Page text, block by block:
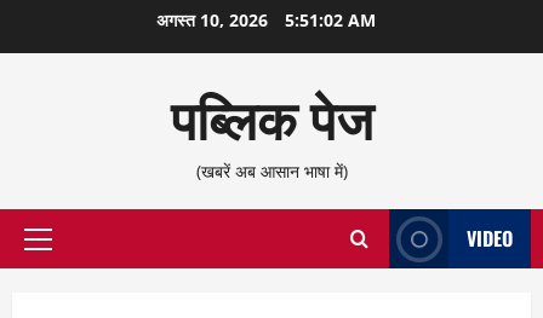
सामग्री
अगस्त 10, 2026 5:51:02 AM
पब्लिक पेज
(खबरें अब आसान भाषा में)
प्राथमिक
VIDEO